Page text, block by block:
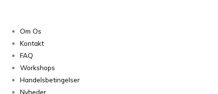
Om Os
Kontakt
FAQ
Workshops
Handelsbetingelser
Nyheder